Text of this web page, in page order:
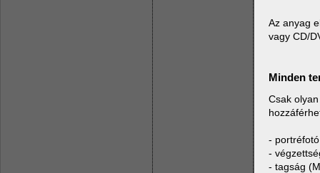
Az anyag
vagy CD/
Minden
Csak
- portréfotó
-
- tagság